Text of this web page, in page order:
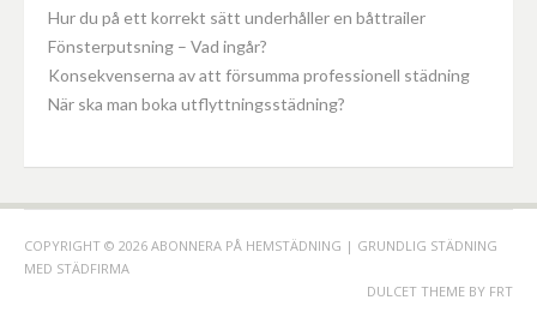
Hur du på ett korrekt sätt underhåller en båttrailer
Fönsterputsning – Vad ingår?
Konsekvenserna av att försumma professionell städning
När ska man boka utflyttningsstädning?
COPYRIGHT © 2026 ABONNERA PÅ HEMSTÄDNING | GRUNDLIG STÄDNING
MED STÄDFIRMA
DULCET THEME BY FRT